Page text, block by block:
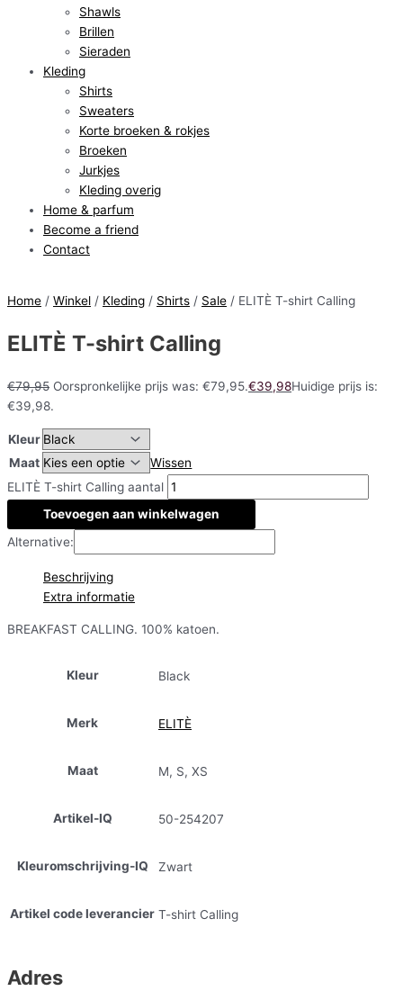
Shawls
Brillen
Sieraden
Kleding
Shirts
Sweaters
Korte broeken & rokjes
Broeken
Jurkjes
Kleding overig
Home & parfum
Become a friend
Contact
Home / Winkel / Kleding / Shirts / Sale / ELITÈ T-shirt Calling
ELITÈ T-shirt Calling
€79,95 Oorspronkelijke prijs was: €79,95.€39,98Huidige prijs is:
€39,98.
Kleur
Maat
Wissen
ELITÈ T-shirt Calling aantal
Toevoegen aan winkelwagen
Alternative:
Beschrijving
Extra informatie
BREAKFAST CALLING. 100% katoen.
Kleur Black
Merk ELITÈ
Maat M, S, XS
Artikel-IQ 50-254207
Kleuromschrijving-IQ Zwart
Artikel code leverancier T-shirt Calling
Adres